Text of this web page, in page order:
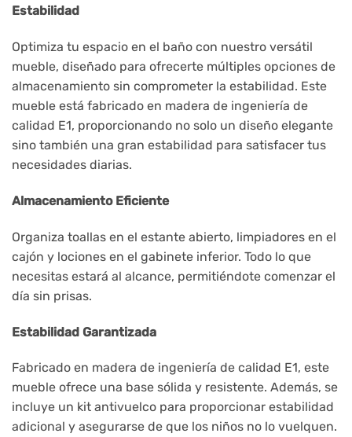
Estabilidad
Optimiza tu espacio en el baño con nuestro versátil
mueble, diseñado para ofrecerte múltiples opciones de
almacenamiento sin comprometer la estabilidad. Este
mueble está fabricado en madera de ingeniería de
calidad E1, proporcionando no solo un diseño elegante
sino también una gran estabilidad para satisfacer tus
necesidades diarias.
Almacenamiento Eficiente
Organiza toallas en el estante abierto, limpiadores en el
cajón y lociones en el gabinete inferior. Todo lo que
necesitas estará al alcance, permitiéndote comenzar el
día sin prisas.
Estabilidad Garantizada
Fabricado en madera de ingeniería de calidad E1, este
mueble ofrece una base sólida y resistente. Además, se
incluye un kit antivuelco para proporcionar estabilidad
adicional y asegurarse de que los niños no lo vuelquen.